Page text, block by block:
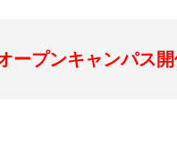
ープンキャンパス